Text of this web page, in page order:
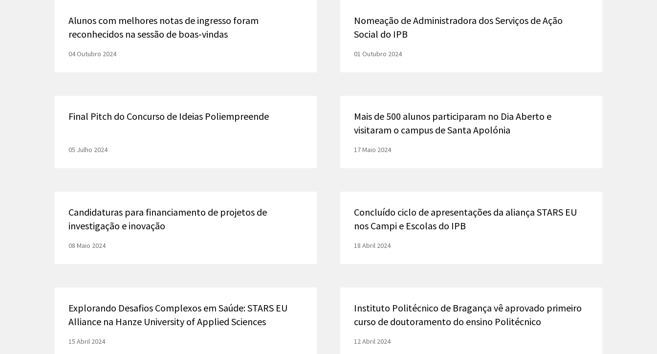
Alunos com melhores notas de ingresso foram
reconhecidos na sessão de boas-vindas
04 Outubro 2024
Nomeação de Administradora dos Serviços de Ação
Social do IPB
01 Outubro 2024
Final Pitch do Concurso de Ideias Poliempreende
05 Julho 2024
Mais de 500 alunos participaram no Dia Aberto e
visitaram o campus de Santa Apolónia
17 Maio 2024
Candidaturas para financiamento de projetos de
investigação e inovação
08 Maio 2024
Concluído ciclo de apresentações da aliança STARS EU
nos Campi e Escolas do IPB
18 Abril 2024
Explorando Desafios Complexos em Saúde: STARS EU
Alliance na Hanze University of Applied Sciences
15 Abril 2024
Instituto Politécnico de Bragança vê aprovado primeiro
curso de doutoramento do ensino Politécnico
12 Abril 2024